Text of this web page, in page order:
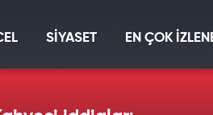
SİYASET EN ÇOK